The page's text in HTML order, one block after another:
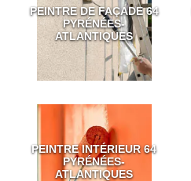
PEINTRE DE FAÇADE 64
PYRÉNÉES-
ATLANTIQUES
PEINTRE INTÉRIEUR 64
PYRÉNÉES-
ATLANTIQUES